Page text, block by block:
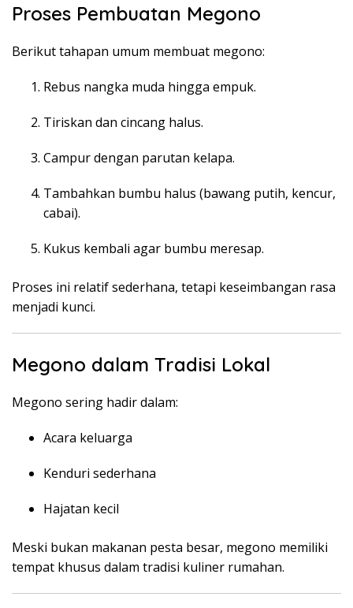
Proses Pembuatan Megono
Berikut tahapan umum membuat megono:
Rebus nangka muda hingga empuk.
Tiriskan dan cincang halus.
Campur dengan parutan kelapa.
Tambahkan bumbu halus (bawang putih, kencur,
cabai).
Kukus kembali agar bumbu meresap.
Proses ini relatif sederhana, tetapi keseimbangan rasa
menjadi kunci.
Megono dalam Tradisi Lokal
Megono sering hadir dalam:
Acara keluarga
Kenduri sederhana
Hajatan kecil
Meski bukan makanan pesta besar, megono memiliki
tempat khusus dalam tradisi kuliner rumahan.